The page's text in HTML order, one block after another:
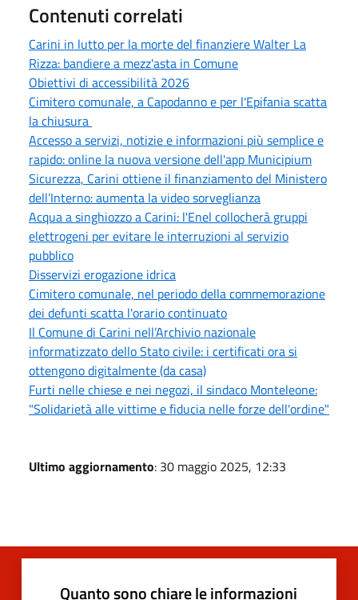
Contenuti correlati
Carini in lutto per la morte del finanziere Walter La
Rizza: bandiere a mezz'asta in Comune
Obiettivi di accessibilità 2026
Cimitero comunale, a Capodanno e per l'Epifania scatta
la chiusura
Accesso a servizi, notizie e informazioni più semplice e
rapido: online la nuova versione dell'app Municipium
Sicurezza, Carini ottiene il finanziamento del Ministero
dell’Interno: aumenta la video sorveglianza
Acqua a singhiozzo a Carini: l'Enel collocherà gruppi
elettrogeni per evitare le interruzioni al servizio
pubblico
Disservizi erogazione idrica
Cimitero comunale, nel periodo della commemorazione
dei defunti scatta l'orario continuato
Il Comune di Carini nell’Archivio nazionale
informatizzato dello Stato civile: i certificati ora si
ottengono digitalmente (da casa)
Furti nelle chiese e nei negozi, il sindaco Monteleone:
"Solidarietà alle vittime e fiducia nelle forze dell'ordine"
Ultimo aggiornamento: 30 maggio 2025, 12:33
Quanto sono chiare le informazioni